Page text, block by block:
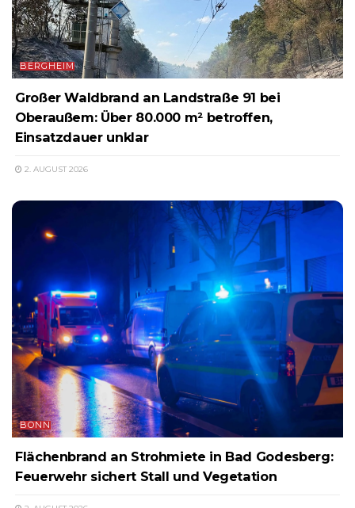
BERGHEIM
Großer Waldbrand an Landstraße 91 bei
Oberaußem: Über 80.000 m² betroffen,
Einsatzdauer unklar
2. AUGUST 2026
BONN
Flächenbrand an Strohmiete in Bad Godesberg:
Feuerwehr sichert Stall und Vegetation